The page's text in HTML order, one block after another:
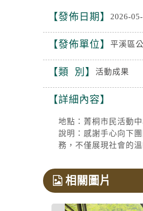
發佈日期 2026-
發佈單位 平溪區
類 別 活動成果
詳細內容
地點：菁桐市民活動
說明：感謝手心向下
務，不僅展現社會的
相關圖片